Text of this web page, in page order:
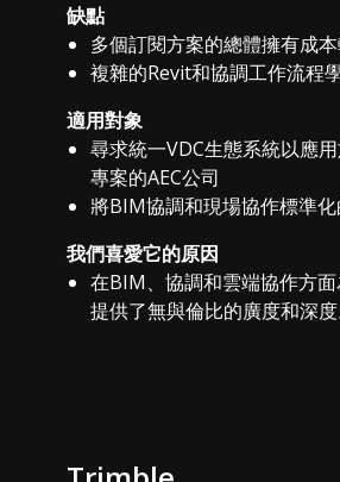
缺點
多個訂閱方案的總體擁有成
複雜的Revit和協調工作流程
適用對象
尋求統一VDC生態系統以應
專案的AEC公司
將BIM協調和現場協作標準
我們喜愛它的原因
在BIM、協調和雲端協作方
提供了無與倫比的廣度和深度